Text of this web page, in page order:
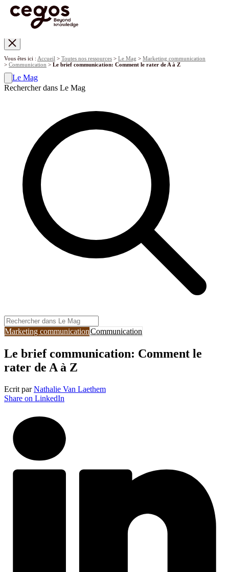
Vous êtes ici : Accueil > Toutes nos ressources > Le Mag > Marketing communication
> Communication > Le brief communication: Comment le rater de A à Z
Le Mag
Rechercher dans Le Mag
Marketing communicationCommunication
Le brief communication: Comment le
rater de A à Z
Ecrit parNathalie Van Laethem
Share on LinkedIn